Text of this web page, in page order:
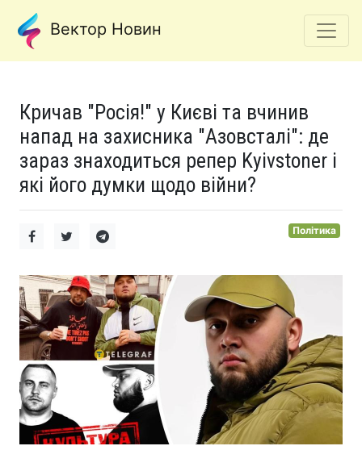
Вектор Новин
Кричав "Росія!" у Києві та вчинив
напад на захисника "Азовсталі": де
зараз знаходиться репер Kyivstoner і
які його думки щодо війни?
Політика